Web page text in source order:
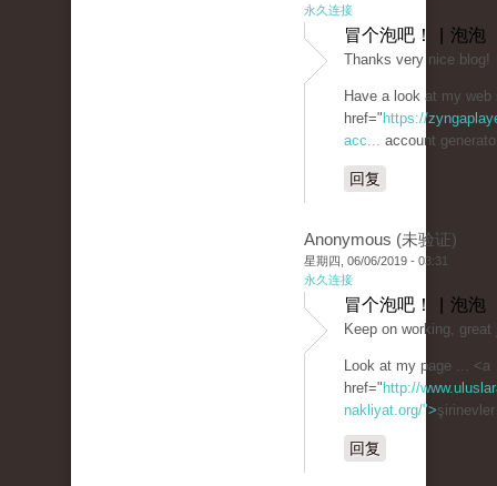
永久连接
冒个泡吧！ | 泡泡
Thanks very nice blog!
Have a look at my web
href=" https://
acc... account
回复
Anonymous (未验证)
星期四, 06/06/2019 - 03:31
永久连接
冒个泡吧！ | 泡泡
Keep on working, great
Look at my page ... <a
href=" http://
nakliyat.org/">
回复